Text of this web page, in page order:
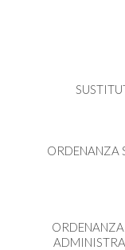
ORDENANZA